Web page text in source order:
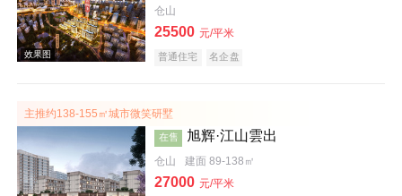
效果图
仓山
25500 元/平米
普通住宅 名企盘
主推约138-155㎡城市微笑研墅
在售 旭辉·江山雲出
仓山 建面 89-138㎡
27000 元/平米